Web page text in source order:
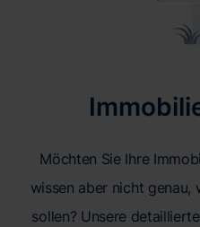
Möchten Sie Ihre
wissen aber nicht genau,
sollen? Unsere